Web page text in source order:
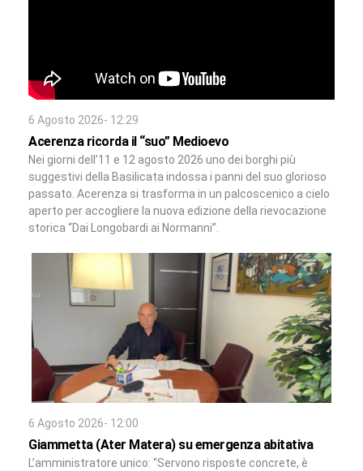
6 Agosto 2026- 12:29
Acerenza ricorda il “suo” Medioevo
Nei giorni dell’11 e 12 agosto 2026 uno dei borghi più
suggestivi della Basilicata indossa i panni del suo glorioso
passato. Acerenza si trasforma in un palcoscenico a cielo
aperto per accogliere la nuova edizione della rievocazione
storica “Dai Longobardi ai Normanni”.
6 Agosto 2026- 12:00
Giammetta (Ater Matera) su emergenza abitativa
L’amministratore unico: “Servono risposte concrete, è